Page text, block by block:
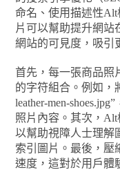
命名、使用描述性
片可以幫助提升網站
網站的可見度，吸引
首先，每一張商品照
的字符組合。例如，
leather-men-
照片內容。其次，
以幫助視障人士理解
索引圖片。最後，壓
速度，這對於用戶體